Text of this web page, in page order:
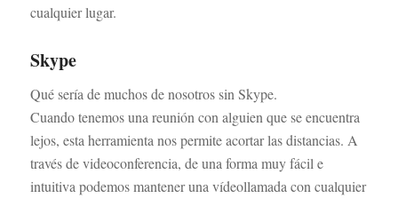
cualquier lugar.
Skype
Qué sería de muchos de nosotros sin Skype.
Cuando tenemos una reunión con alguien que se encuentra
lejos, esta herramienta nos permite acortar las distancias. A
través de videoconferencia, de una forma muy fácil e
intuitiva podemos mantener una vídeollamada con cualquier